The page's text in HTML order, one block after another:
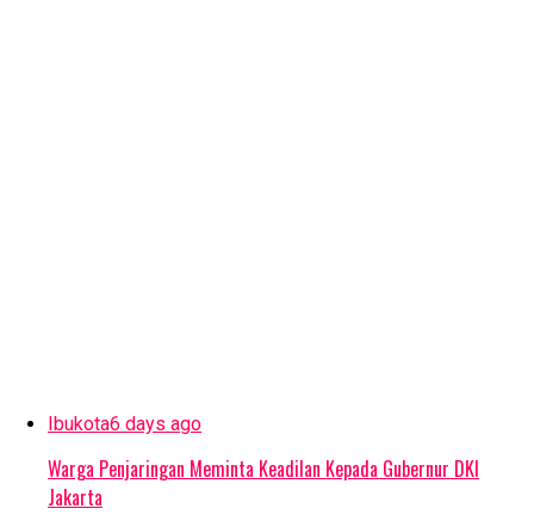
Ibukota6 days ago
Warga Penjaringan Meminta Keadilan Kepada Gubernur DKI
Jakarta